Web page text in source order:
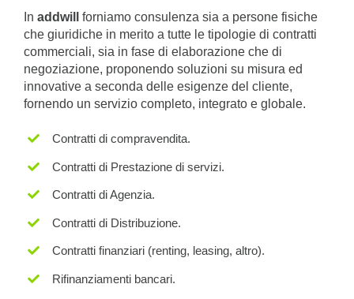
In addwill forniamo consulenza sia a persone fisiche
che giuridiche in merito a tutte le tipologie di contratti
commerciali, sia in fase di elaborazione che di
negoziazione, proponendo soluzioni su misura ed
innovative a seconda delle esigenze del cliente,
fornendo un servizio completo, integrato e globale.
Contratti di compravendita.
Contratti di Prestazione di servizi.
Contratti di Agenzia.
Contratti di Distribuzione.
Contratti finanziari (renting, leasing, altro).
Rifinanziamenti bancari.